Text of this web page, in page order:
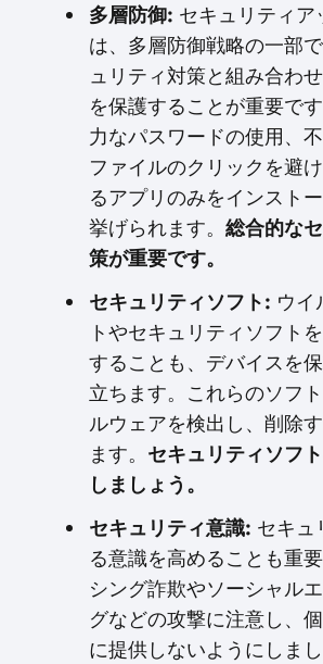
多層防御: セキュリティア
は、多層防御戦略の一部
ュリティ対策と組み合わ
を保護することが重要で
力なパスワードの使用、
ファイルのクリックを避
るアプリのみをインスト
挙げられます。 総合的な
策が重要です。
セキュリティソフト: ウイ
トやセキュリティソフト
することも、デバイスを
立ちます。これらのソフ
ルウェアを検出し、削除
ます。 セキュリティソフ
しましょう。
セキュリティ意識: セキュ
る意識を高めることも重
シング詐欺やソーシャル
グなどの攻撃に注意し、
に提供しないようにしまし